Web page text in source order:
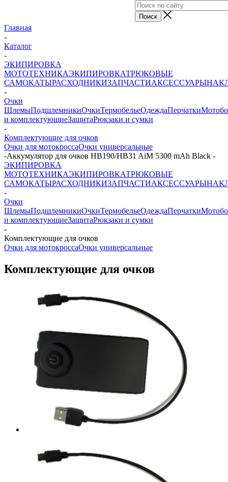
Главная
-
Каталог
-
ЭКИПИРОВКА
МОТОТЕХНИКАЭКИПИРОВКАТРЮКОВЫЕ
САМОКАТЫРАСХОДНИКИЗАПЧАСТИАКСЕССУАРЫ
-
Очки
ШлемыПодшлемникиОчкиТермобельеОдеждаПерчатки
и комплектующиеЗащитаРюкзаки и сумки
-
Комплектующие для очков
Очки для мотокроссаОчки универсальные
-Аккумулятор для очков HB190/HB31 AiM 5300 mAh Black -
ЭКИПИРОВКА
МОТОТЕХНИКАЭКИПИРОВКАТРЮКОВЫЕ
САМОКАТЫРАСХОДНИКИЗАПЧАСТИАКСЕССУАРЫ
-
Очки
ШлемыПодшлемникиОчкиТермобельеОдеждаПерчатки
и комплектующиеЗащитаРюкзаки и сумки
-
Комплектующие для очков
Очки для мотокроссаОчки универсальные
Комплектующие для очков